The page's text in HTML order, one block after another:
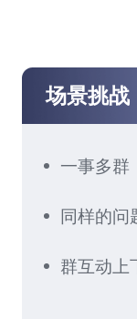
场景挑战
一事多群
同样的问
群互动上